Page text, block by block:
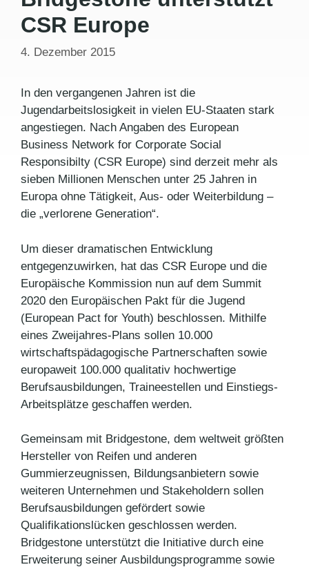
CSR Europe
4. Dezember 2015
In den vergangenen Jahren ist die
Jugendarbeitslosigkeit in vielen EU-Staaten stark
angestiegen. Nach Angaben des European
Business Network for Corporate Social
Responsibilty (CSR Europe) sind derzeit mehr als
sieben Millionen Menschen unter 25 Jahren in
Europa ohne Tätigkeit, Aus- oder Weiterbildung –
die „verlorene Generation“.
Um dieser dramatischen Entwicklung
entgegenzuwirken, hat das CSR Europe und die
Europäische Kommission nun auf dem Summit
2020 den Europäischen Pakt für die Jugend
(European Pact for Youth) beschlossen. Mithilfe
eines Zweijahres-Plans sollen 10.000
wirtschaftspädagogische Partnerschaften sowie
europaweit 100.000 qualitativ hochwertige
Berufsausbildungen, Traineestellen und Einstiegs-
Arbeitsplätze geschaffen werden.
Gemeinsam mit Bridgestone, dem weltweit größten
Hersteller von Reifen und anderen
Gummierzeugnissen, Bildungsanbietern sowie
weiteren Unternehmen und Stakeholdern sollen
Berufsausbildungen gefördert sowie
Qualifikationslücken geschlossen werden.
Bridgestone unterstützt die Initiative durch eine
Erweiterung seiner Ausbildungsprogramme sowie